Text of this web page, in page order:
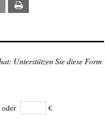
Email
Unterstützen Sie diese Form
oder €